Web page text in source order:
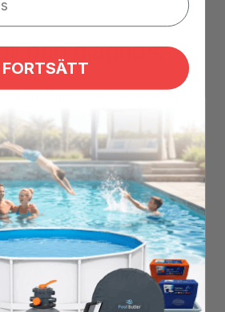
och diagnos:
status och ger visuella
snabb inställning på enheten
injektionsräknare och mer
FORTSÄTT